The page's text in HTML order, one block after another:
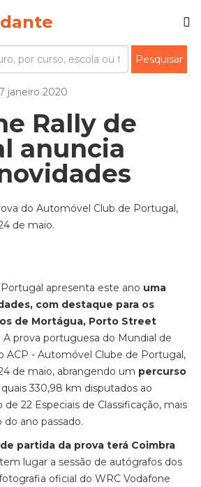
janeiro 2020
Rally de
anuncia
do Automóvel Club de Portugal,
de maio.
apresenta este ano uma
com destaque para os
de Mortágua, Porto Street
. A prova portuguesa do Mundial de
ACP - Automóvel Clube de Portugal,
de maio, abrangendo um percurso
quais 330,98 km disputados ao
22 Especiais de Classificação, mais
ano passado.
partida da prova terá Coimbra
lugar a sessão de autógrafos dos
oficial do WRC Vodafone